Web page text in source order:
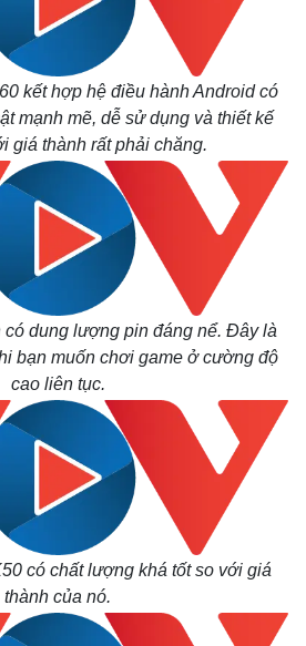
kết hợp hệ điều hành Android có
mạnh mẽ, dễ sử dụng và thiết kế
giá thành rất phải chăng.
có dung lượng pin đáng nể. Đây là
bạn muốn chơi game ở cường độ
cao liên tục.
có chất lượng khá tốt so với giá
thành của nó.